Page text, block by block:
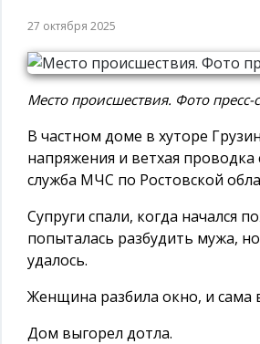
27 октября 2025
Место происшествия. Фото
В частном доме в хуторе
напряжения и ветхая
служба МЧС по Ростовской
Супруги спали, когда начался
попыталась разбудить мужа,
удалось.
Женщина разбила окно, и сама
Дом выгорел дотла.